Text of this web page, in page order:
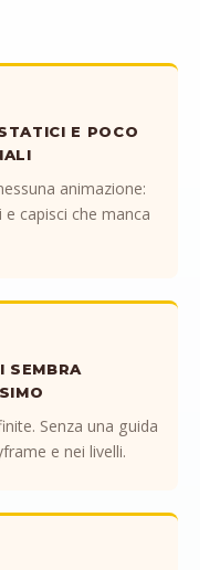
E POCO
animazione:
capisci che manca
SEMBRA
Senza una guida
e nei livelli.